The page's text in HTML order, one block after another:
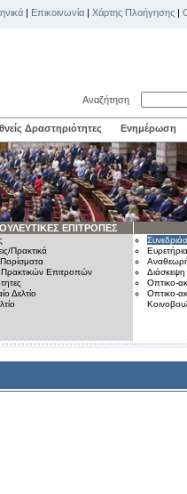
| Επικοινωνία | Χάρτης Πλοήγησης |
Αναζήτηση
Δραστηριότητες Ενημέρωση
ΕΠΙΤΡΟΠΕΣ
Πρακτικά
Πρακτικών Επιτροπών
Δελτίο
Οπτικο-
Οπτικο-